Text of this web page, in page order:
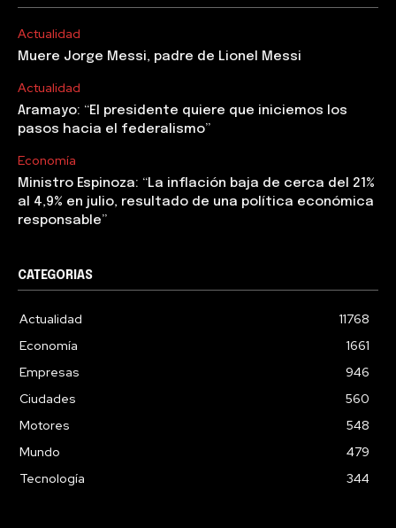
Actualidad
Muere Jorge Messi, padre de Lionel Messi
Actualidad
Aramayo: “El presidente quiere que iniciemos los
pasos hacia el federalismo”
Economía
Ministro Espinoza: “La inflación baja de cerca del 21%
al 4,9% en julio, resultado de una política económica
responsable”
CATEGORIAS
Actualidad
11768
Economía
1661
Empresas
946
Ciudades
560
Motores
548
Mundo
479
Tecnología
344